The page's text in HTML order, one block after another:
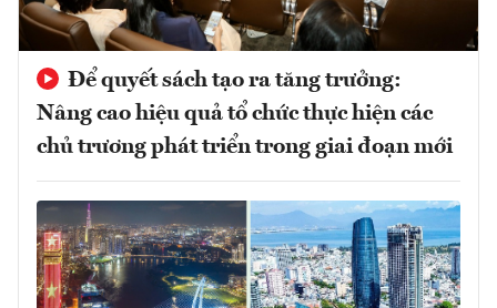
Để quyết sách tạo ra tăng trưởng:
Nâng cao hiệu quả tổ chức thực hiện các
chủ trương phát triển trong giai đoạn mới